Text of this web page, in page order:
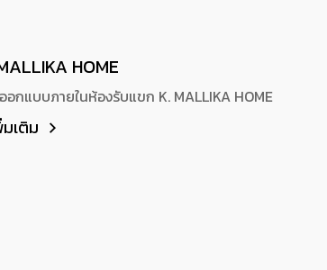
HOME
อกแบบภายในห้องรับแขก K. MALLIKA HOME
เติม